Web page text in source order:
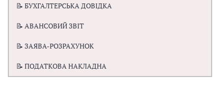
📝 БУХГАЛТЕРСЬКА ДОВІДКА
📝 АВАНСОВИЙ ЗВІТ
📝 ЗАЯВА-РОЗРАХУНОК
📝 ПОДАТКОВА НАКЛАДНА